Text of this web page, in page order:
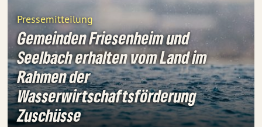
Pressemitteilung
Gemeinden Friesenheim und
Seelbach erhalten vom Land im
Rahmen der
Wasserwirtschaftsförderung
Zuschüsse